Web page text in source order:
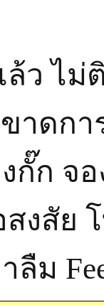
ว ไม่
าดก
งกั๊ก
สงสั
ม